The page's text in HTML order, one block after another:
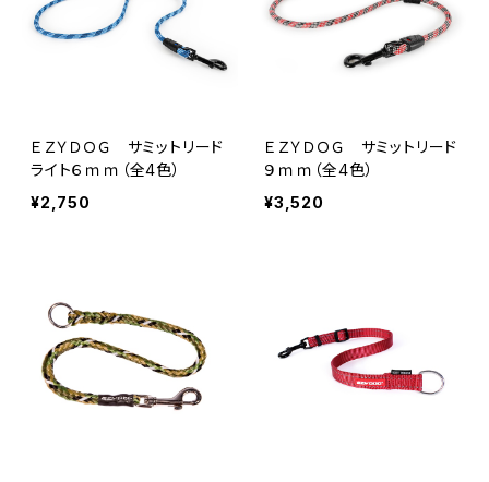
ＥＺＹＤＯＧ サミットリード
ライト６ｍｍ（全4色）
¥2,750
ＥＺＹＤＯＧ サミットリード
９ｍｍ（全4色）
¥3,520